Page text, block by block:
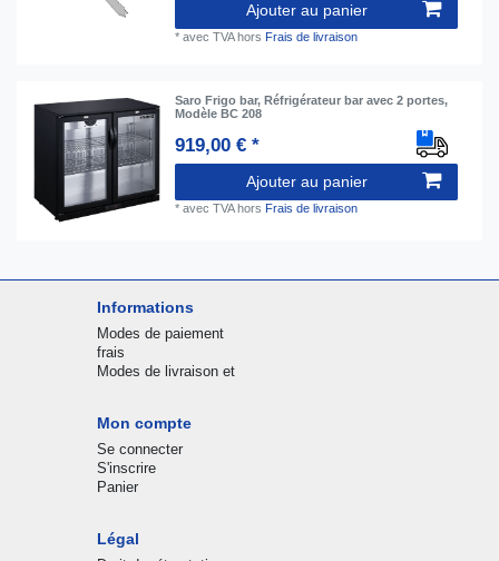
Ajouter au panier
*avec TVAhors Frais de livraison
Saro Frigo bar, Réfrigérateur bar avec 2 portes,
Modèle BC 208
919,00 € *
Ajouter au panier
*avec TVAhors Frais de livraison
Informations
Modes de paiement
frais
Modes de livraison et
Mon compte
Se connecter
S'inscrire
Panier
Légal